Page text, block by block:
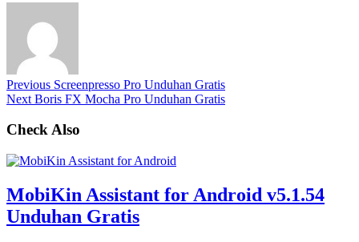
Previous Screenpresso Pro Unduhan Gratis
Next Boris FX Mocha Pro Unduhan Gratis
Check Also
MobiKin Assistant for Android v5.1.54
Unduhan Gratis